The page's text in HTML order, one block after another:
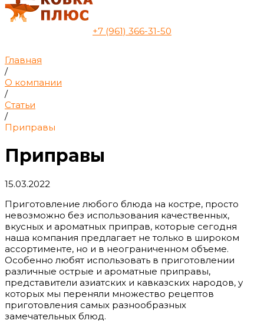
+7 (961) 366-31-50
Главная
/
О компании
/
Статьи
/
Приправы
Приправы
15.03.2022
Приготовление любого блюда на костре, просто
невозможно без использования качественных,
вкусных и ароматных приправ, которые сегодня
наша компания предлагает не только в широком
ассортименте, но и в неограниченном объеме.
Особенно любят использовать в приготовлении
различные острые и ароматные приправы,
представители азиатских и кавказских народов, у
которых мы переняли множество рецептов
приготовления самых разнообразных
замечательных блюд.